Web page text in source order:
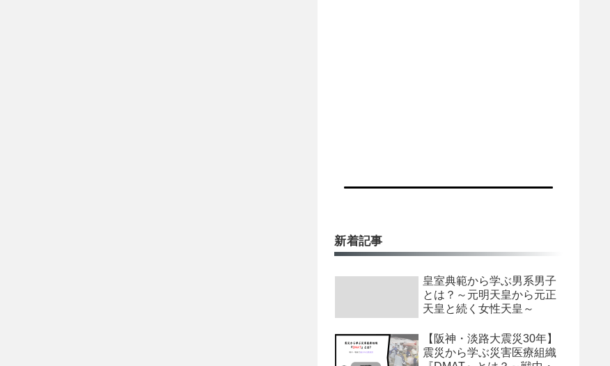
新着記事
皇室典範から学ぶ男系男子
とは？～元明天皇から元正
天皇と続く女性天皇～
【阪神・淡路大震災30年】
震災から学ぶ災害医療組織